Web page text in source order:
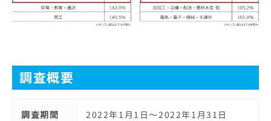
調査概要
調査期間 2022年1月1日～2022年1月31日